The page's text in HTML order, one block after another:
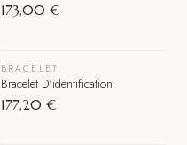
173,00 €
BRACELET
Bracelet D'identification
177,20 €